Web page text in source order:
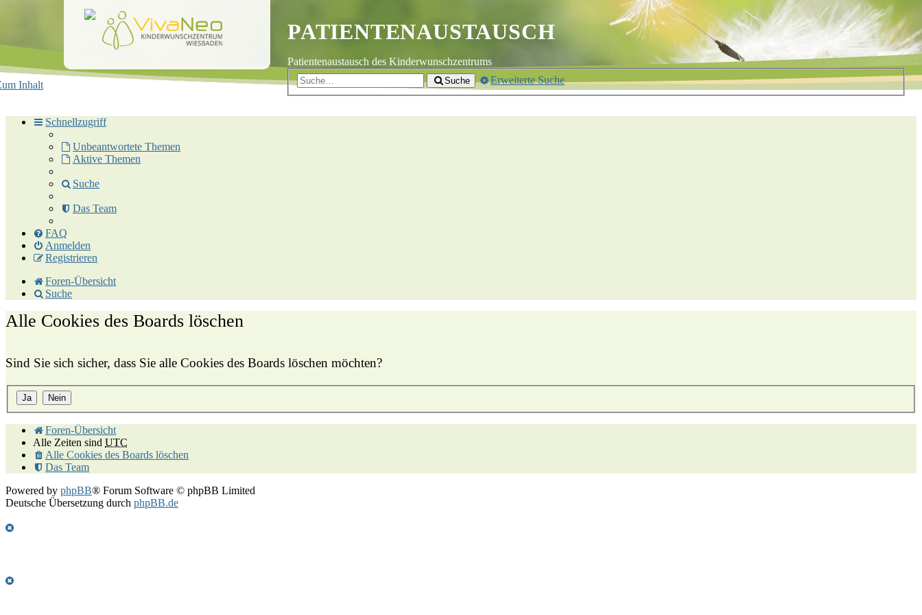
PATIENTENAUSTAUSCH
Patientenaustausch des Kinderwunschzentrums
Inhalt
Suche Erweiterte Suche
Schnellzugriff
Unbeantwortete Themen
Aktive Themen
Suche
Das Team
FAQ
Anmelden
Registrieren
Foren-Übersicht
Suche
Alle Cookies des Boards löschen
Sind Sie sich sicher, dass Sie alle Cookies des Boards löschen möchten?
Foren-Übersicht
Alle Zeiten sind UTC
Alle Cookies des Boards löschen
Das Team
Powered by phpBB® Forum Software © phpBB Limited
Deutsche Übersetzung durch phpBB.de